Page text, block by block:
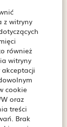
z witryny
również
witryny
cookie
oraz
treści
Brak